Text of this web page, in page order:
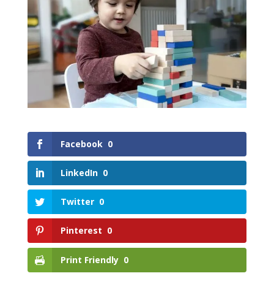
Facebook 0
LinkedIn 0
Twitter 0
Pinterest 0
Print Friendly 0